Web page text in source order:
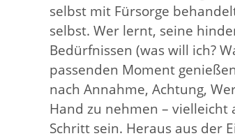
selbst mit Fürsorge
selbst. Wer lernt, seine
Bedürfnissen (was will ich?
passenden Moment
nach Annahme, Achtung,
Hand zu nehmen –
Schritt sein. Heraus aus der